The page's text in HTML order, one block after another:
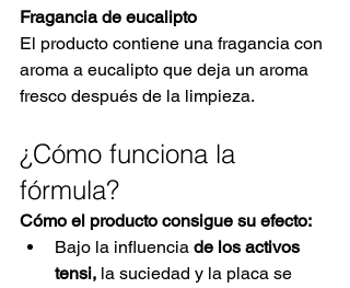
Fragancia de eucalipto
El producto contiene una fragancia con
aroma a eucalipto que deja un aroma
fresco después de la limpieza.
¿Cómo funciona la
fórmula?
Cómo el producto consigue su efecto:
Bajo la influencia de los activos
tensi, la suciedad y la placa se